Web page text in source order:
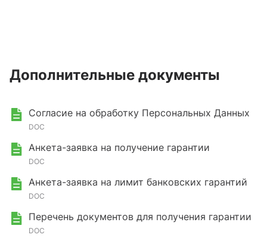
Дополнительные документы
Согласие на обработку Персональных Данных
DOC
Анкета-заявка на получение гарантии
DOC
Анкета-заявка на лимит банковских гарантий
DOC
Перечень документов для получения гарантии
DOC